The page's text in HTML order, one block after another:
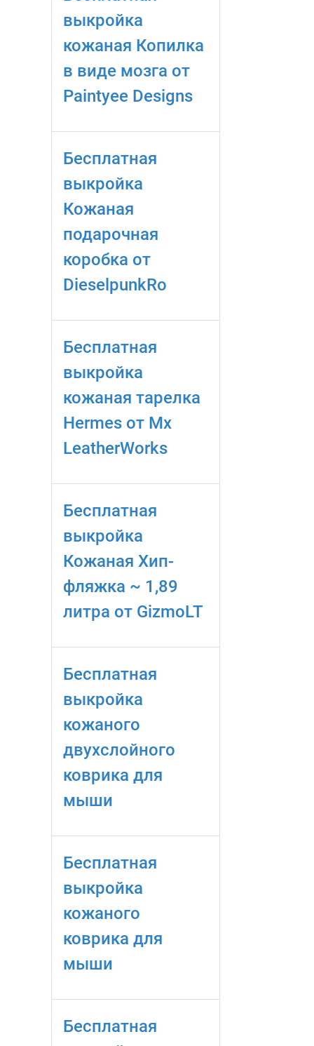
выкройка
кожаная Копилка
в виде мозга от
Paintyee Designs
Бесплатная
выкройка
Кожаная
подарочная
коробка от
DieselpunkRo
Бесплатная
выкройка
кожаная тарелка
Hermes от Mx
LeatherWorks
Бесплатная
выкройка
Кожаная Хип-
фляжка ~ 1,89
литра от GizmoLT
Бесплатная
выкройка
кожаного
двухслойного
коврика для
мыши
Бесплатная
выкройка
кожаного
коврика для
мыши
Бесплатная